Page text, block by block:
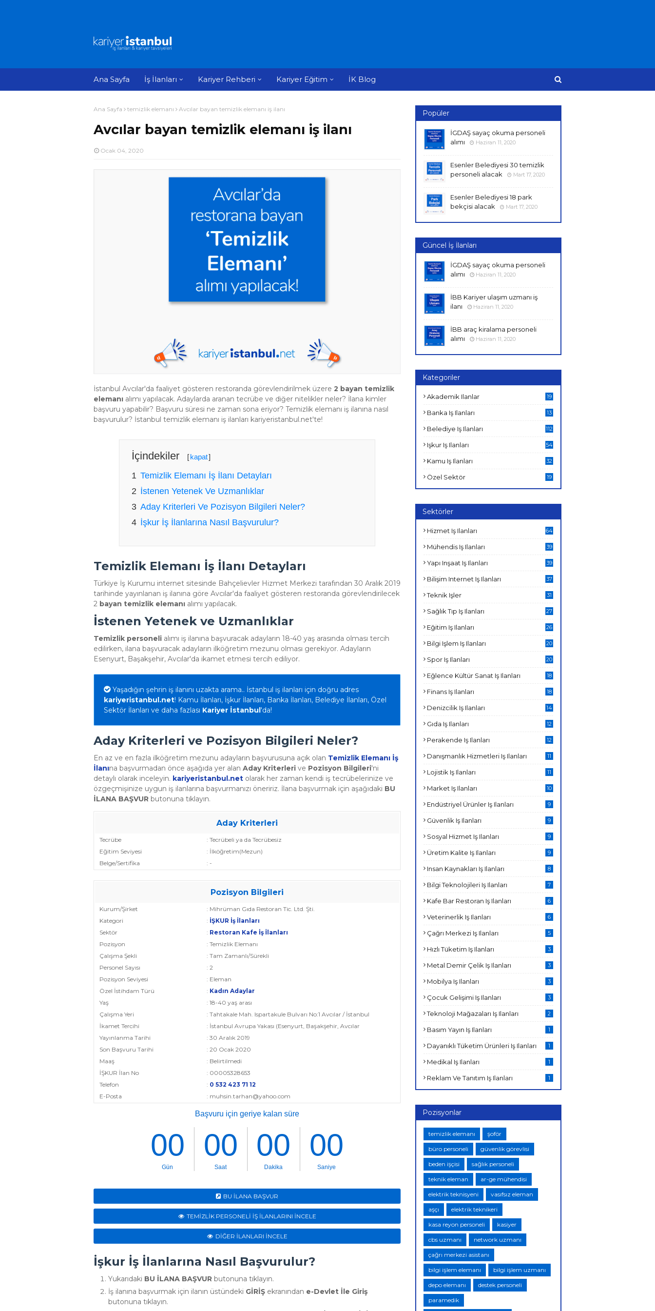
Ana Sayfa İş İlanları Kariyer Rehberi Kariyer Eğitim İK Blog
Ana Sayfa temizlik elemanı Avcılar bayan temizlik elemanı iş ilanı
Avcılar bayan temizlik elemanı iş ilanı
Ocak 04, 2020
İstanbul Avcılar'da faaliyet gösteren restoranda görevlendirilmek üzere 2 bayan temizlik
elemanı alımı yapılacak. Adaylarda aranan tecrübe ve diğer nitelikler neler? İlana kimler
başvuru yapabilir? Başvuru süresi ne zaman sona eriyor? Temizlik elemanı iş ilanına nasıl
başvurulur? İstanbul temizlik elemanı iş ilanları kariyeristanbul.net'te!
İçindekiler [kapat]
Temizlik Elemanı İş İlanı Detayları
İstenen Yetenek Ve Uzmanlıklar
Aday Kriterleri Ve Pozisyon Bilgileri Neler?
İşkur İş İlanlarına Nasıl Başvurulur?
Temizlik Elemanı İş İlanı Detayları
Türkiye İş Kurumu internet sitesinde Bahçelievler Hizmet Merkezi tarafından 30 Aralık 2019
tarihinde yayınlanan iş ilanına göre Avcılar'da faaliyet gösteren restoranda görevlendirilecek
2 bayan temizlik elemanı alımı yapılacak.
İstenen Yetenek ve Uzmanlıklar
Temizlik personeli alımı iş ilanına başvuracak adayların 18-40 yaş arasında olması tercih
edilirken, ilana başvuracak adayların ilköğretim mezunu olması gerekiyor. Adayların
Esenyurt, Başakşehir, Avcılar'da ikamet etmesi tercih ediliyor.
Yaşadığın şehrin iş ilanını uzakta arama.. İstanbul iş ilanları için doğru adres
kariyeristanbul.net! Kamu İlanları, İşkur İlanları, Banka İlanları, Belediye İlanları, Özel
Sektör İlanları ve daha fazlası Kariyer İstanbul 'da!
Aday Kriterleri ve Pozisyon Bilgileri Neler?
En az ve en fazla ilköğretim mezunu adayların başvurusuna açık olan Temizlik Elemanı İş
İlanına başvurmadan önce aşağıda yer alan Aday Kriterleri ve Pozisyon Bilgileri'ni
detaylı olarak inceleyin. kariyeristanbul.net olarak her zaman kendi iş tecrübelerinize ve
özgeçmişinize uygun iş ilanlarına başvurmanızı öneririz. İlana başvurmak için aşağıdaki BU
İLANA BAŞVUR butonuna tıklayın.
Aday Kriterleri
Tecrübe
: Tecrübeli ya da Tecrübesiz
Eğitim Seviyesi
: İlköğretim(Mezun)
Belge/Sertifika
: -
Pozisyon Bilgileri
Kurum/Şirket
: Mihrüman Gıda Restoran Tic. Ltd. Şti.
Kategori
: İŞKUR İş İlanları
Sektör
: Restoran Kafe İş İlanları
Pozisyon
: Temizlik Elemanı
Çalışma Şekli
: Tam Zamanlı/Sürekli
Personel Sayısı
: 2
Pozisyon Seviyesi
: Eleman
Özel İstihdam Türü
: Kadın Adaylar
Yaş
: 18-40 yaş arası
Çalışma Yeri
: Tahtakale Mah. Ispartakule Bulvarı No:1 Avcılar / İstanbul
İkamet Tercihi
: İstanbul Avrupa Yakası (Esenyurt, Başakşehir, Avcılar
Yayınlanma Tarihi
: 30 Aralık 2019
Son Başvuru Tarihi
: 20 Ocak 2020
Maaş
: Belirtilmedi
İŞKUR İlan No
: 00005328653
Telefon
: 0 532 423 71 12
E-Posta
: muhsin.tarhan@yahoo.com
BU İLANA BAŞVUR
TEMİZLİK PERSONELİ İŞ İLANLARINI İNCELE
DİĞER İLANLARI İNCELE
İşkur İş İlanlarına Nasıl Başvurulur?
Yukarıdaki BU İLANA BAŞVUR butonuna tıklayın.
İş ilanına başvurmak için ilanın üstündeki GİRİŞ ekranından e-Devlet İle Giriş
butonuna tıklayın.
Popüler
İGDAŞ sayaç okuma personeli
alımı
Haziran 11, 2020
Esenler Belediyesi 30 temizlik
personeli alacak
Mart 17, 2020
Esenler Belediyesi 18 park
bekçisi alacak
Mart 17, 2020
Güncel İş İlanları
İGDAŞ sayaç okuma personeli
alımı
Haziran 11, 2020
İBB Kariyer ulaşım uzmanı iş
ilanı
Haziran 11, 2020
İBB araç kiralama personeli
alımı
Haziran 11, 2020
Kategoriler
Akademik Ilanlar 19
Banka Iş Ilanları 13
Belediye Iş Ilanları 112
Işkur Iş Ilanları 54
Kamu Iş Ilanları 32
Özel Sektör 19
Sektörler
Hizmet Iş Ilanları 64
Mühendis Iş Ilanları 39
Yapı Inşaat Iş Ilanları 39
Bilişim Internet Iş Ilanları 37
Teknik Işler 31
Sağlık Tıp Iş Ilanları 27
Eğitim Iş Ilanları 26
Bilgi Işlem Iş Ilanları 20
Spor Iş Ilanları 20
Eğlence Kültür Sanat Iş Ilanları 18
Finans Iş Ilanları 18
Denizcilik Iş Ilanları 14
Gıda Iş Ilanları 12
Perakende Iş Ilanları 12
Danışmanlık Hizmetleri Iş Ilanları 11
Lojistik Iş Ilanları 11
Market Iş Ilanları 10
Endüstriyel Ürünler Iş Ilanları 9
Güvenlik Iş Ilanları 9
Sosyal Hizmet Iş Ilanları 9
Üretim Kalite Iş Ilanları 9
Insan Kaynakları Iş Ilanları 8
Bilgi Teknolojileri Iş Ilanları 7
Kafe Bar Restoran Iş Ilanları 6
Veterinerlik Iş Ilanları 6
Çağrı Merkezi Iş Ilanları 5
Hızlı Tüketim Iş Ilanları 3
Metal Demir Çelik Iş Ilanları 3
Mobilya Iş Ilanları 3
Çocuk Gelişimi Iş Ilanları 3
Teknoloji Mağazaları Iş Ilanları 2
Basım Yayın Iş Ilanları 1
Dayanıklı Tüketim Ürünleri Iş Ilanları 1
Medikal Iş Ilanları 1
Reklam Ve Tanıtım Iş Ilanları 1
Pozisyonlar
temizlik elemanı şoför
büro personeli güvenlik görevlisi
beden işçisi sağlık personeli
teknik eleman ar-ge mühendisi
elektrik teknisyeni vasıfsız eleman
aşçı elektrik teknikeri
kasa reyon personeli kasiyer
cbs uzmanı network uzmanı
çağrı merkezi asistanı
bilgi işlem elemanı bilgi işlem uzmanı
depo elemanı destek personeli
paramedik